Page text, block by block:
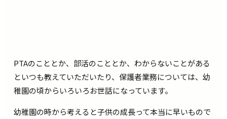
PTAのこととか、部活のこととか、わからないことがある
といつも教えていただいたり、保護者業務については、幼
稚園の頃からいろいろお世話になっています。
幼稚園の時から考えると子供の成長って本当に早いもので